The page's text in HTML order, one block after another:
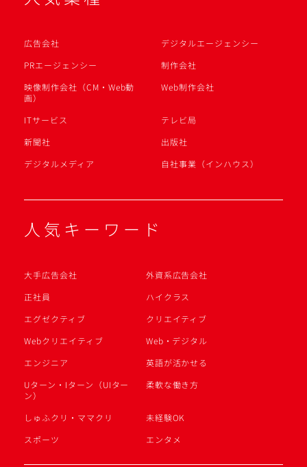
広告会社
デジタルエージェンシー
PRエージェンシー
制作会社
映像制作会社（CM・Web動
画）
Web制作会社
ITサービス
テレビ局
新聞社
出版社
デジタルメディア
自社事業（インハウス）
人気キーワード
大手広告会社
外資系広告会社
正社員
ハイクラス
エグゼクティブ
クリエイティブ
Webクリエイティブ
Web・デジタル
エンジニア
英語が活かせる
Uターン・Iターン（UIター
ン）
柔軟な働き方
しゅふクリ・ママクリ
未経験OK
スポーツ
エンタメ